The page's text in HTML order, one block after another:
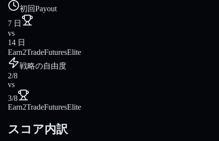
初回Payout
7 日
vs
14 日
Earn2TradeFuturesElite
戦略の自由度
2/8
vs
3/8
Earn2TradeFuturesElite
スコア内訳